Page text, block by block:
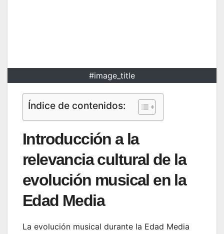
#image_title
Índice de contenidos:
Introducción a la
relevancia cultural de la
evolución musical en la
Edad Media
La evolución musical durante la Edad Media